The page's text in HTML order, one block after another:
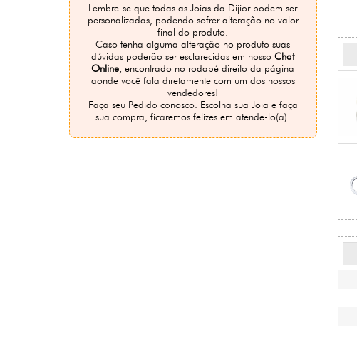
Lembre-se que todas as Joias da Dijior podem ser
personalizadas, podendo sofrer alteração no valor
final do produto.
Caso tenha alguma alteração no produto suas
dúvidas poderão ser esclarecidas em nossoChat
Online , encontrado no rodapé direito da página
aonde você fala diretamente com um dos nossos
vendedores!
Faça seu Pedido conosco. Escolha sua Joia e faça
sua compra, ficaremos felizes em atende-lo(a).